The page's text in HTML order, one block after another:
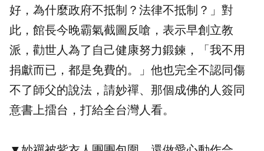
好，為什麼政府不抵制？法律不抵制？」對
此，館長今晚霸氣截圖 反嗆，表示早創立教
派，勸世人為了自己健康努力鍛鍊，「我不用
捐獻而已，都是免費的。」他也完全不認同傷
不了師父的說法，請妙禪、那個成佛的人簽同
意書上擂台，打給全台灣人看。